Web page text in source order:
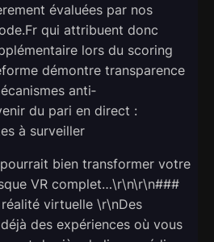
évaluées par nos
qui attribuent donc
lors du scoring
démontre transparence
anti‐
du pari en direct :
à surveiller
bien transformer votre
VR complet…\r\n\r\n###
virtuelle \r\nDes
des expériences où vous